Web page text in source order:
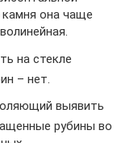
камня она чаще
на стекле
– нет.
выявить
рубины во